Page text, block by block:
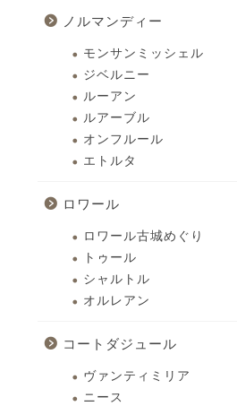
ノルマンディー
モンサンミッシェル
ジベルニー
ルーアン
ルアーブル
オンフルール
エトルタ
ロワール
ロワール古城めぐり
トゥール
シャルトル
オルレアン
コートダジュール
ヴァンティミリア
ニース